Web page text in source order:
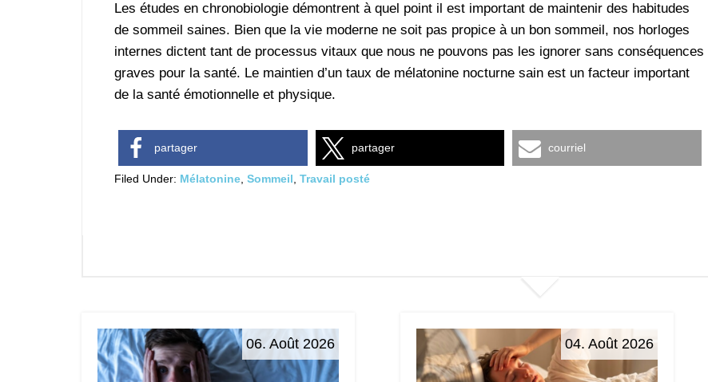
Les études en chronobiologie démontrent à quel point il est important de maintenir des habitudes
de sommeil saines. Bien que la vie moderne ne soit pas propice à un bon sommeil, nos horloges
internes dictent tant de processus vitaux que nous ne pouvons pas les ignorer sans conséquences
graves pour la santé. Le maintien d’un taux de mélatonine nocturne sain est un facteur important
de la santé émotionnelle et physique.
partager partager courriel
Filed Under: Mélatonine Sommeil Travail posté
06. Août 2026 04. Août 2026